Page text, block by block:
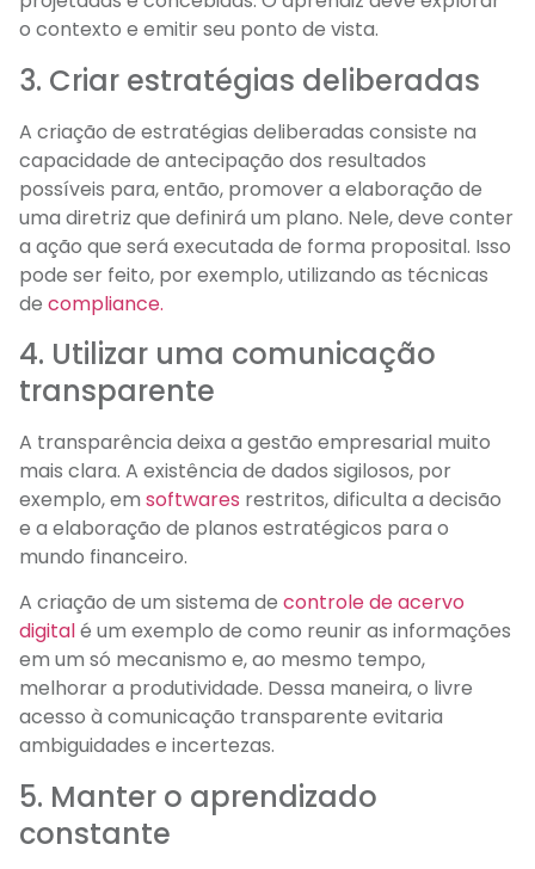
o contexto e emitir seu ponto de vista.
3. Criar estratégias deliberadas
A criação de estratégias deliberadas consiste na
capacidade de antecipação dos resultados
possíveis para, então, promover a elaboração de
uma diretriz que definirá um plano. Nele, deve conter
a ação que será executada de forma proposital. Isso
pode ser feito, por exemplo, utilizando as técnicas
de compliance.
4. Utilizar uma comunicação
transparente
A transparência deixa a gestão empresarial muito
mais clara. A existência de dados sigilosos, por
exemplo, em softwares restritos, dificulta a decisão
e a elaboração de planos estratégicos para o
mundo financeiro.
A criação de um sistema de controle de acervo
digitalé um exemplo de como reunir as informações
em um só mecanismo e, ao mesmo tempo,
melhorar a produtividade. Dessa maneira, o livre
acesso à comunicação transparente evitaria
ambiguidades e incertezas.
5. Manter o aprendizado
constante